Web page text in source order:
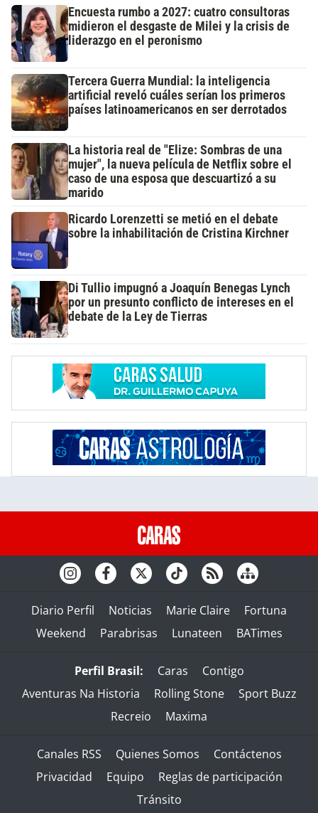
Encuesta rumbo a 2027: cuatro consultoras
midieron el desgaste de Milei y la crisis de
liderazgo en el peronismo
Tercera Guerra Mundial: la inteligencia
artificial reveló cuáles serían los primeros
países latinoamericanos en ser derrotados
La historia real de "Elize: Sombras de una
mujer", la nueva película de Netflix sobre el
caso de una esposa que descuartizó a su
marido
Ricardo Lorenzetti se metió en el debate
sobre la inhabilitación de Cristina Kirchner
Di Tullio impugnó a Joaquín Benegas Lynch
por un presunto conflicto de intereses en el
debate de la Ley de Tierras
Diario Perfil Noticias Marie Claire
Fortuna
Weekend
Parabrisas Lunateen BATimes
Perfil Brasil: Caras
Contigo
Aventuras Na Historia
Rolling Stone
Sport Buzz
Recreio
Maxima
Canales RSS Quienes Somos
Contáctenos
Privacidad
Equipo
Reglas de participación
Tránsito